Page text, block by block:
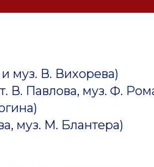
и муз. В. Вихорева)
В. Павлова, муз. Ф.
муз. М. Блантера)